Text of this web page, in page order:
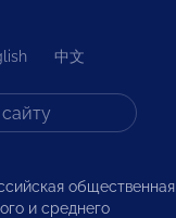
中文
общественная
и среднего